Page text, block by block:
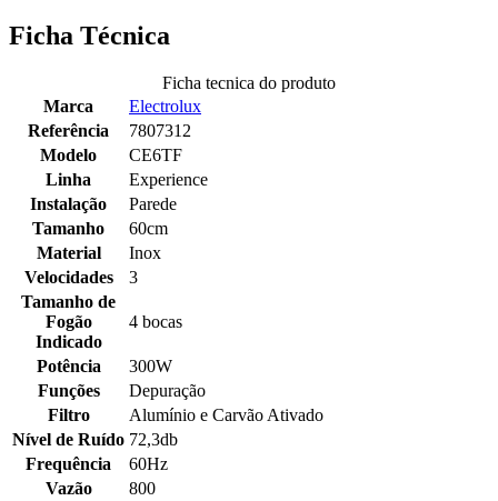
Ficha Técnica
Ficha tecnica do produto
Marca
Electrolux
Referência
7807312
Modelo
CE6TF
Linha
Experience
Instalação
Parede
Tamanho
60cm
Material
Inox
Velocidades
3
Tamanho de
Fogão
Indicado
4 bocas
Potência
300W
Funções
Depuração
Filtro
Alumínio e Carvão Ativado
Nível de Ruído 72,3db
Frequência
60Hz
Vazão
800